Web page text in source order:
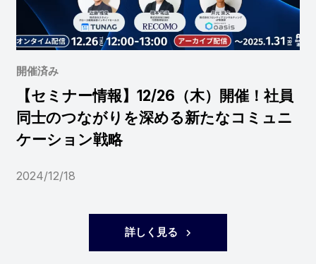
開催済み
【セミナー情報】12/26（木）開催！社員
同士のつながりを深める新たなコミュニ
ケーション戦略
2024/12/18
詳しく見る